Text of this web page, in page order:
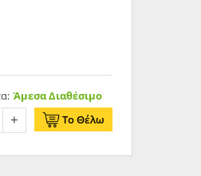
Άμεσα Διαθέσιμο
Το Θέλω